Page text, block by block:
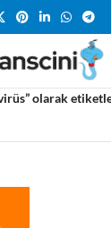
olarak